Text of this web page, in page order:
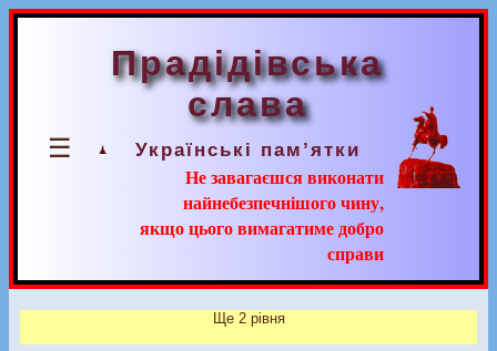
☰
Прадідівська
слава
Українські пам’ятки
Не завагаєшся виконати
найнебезпечнішого чину,
якщо цього вимагатиме добро
справи
Ще 2 рівня